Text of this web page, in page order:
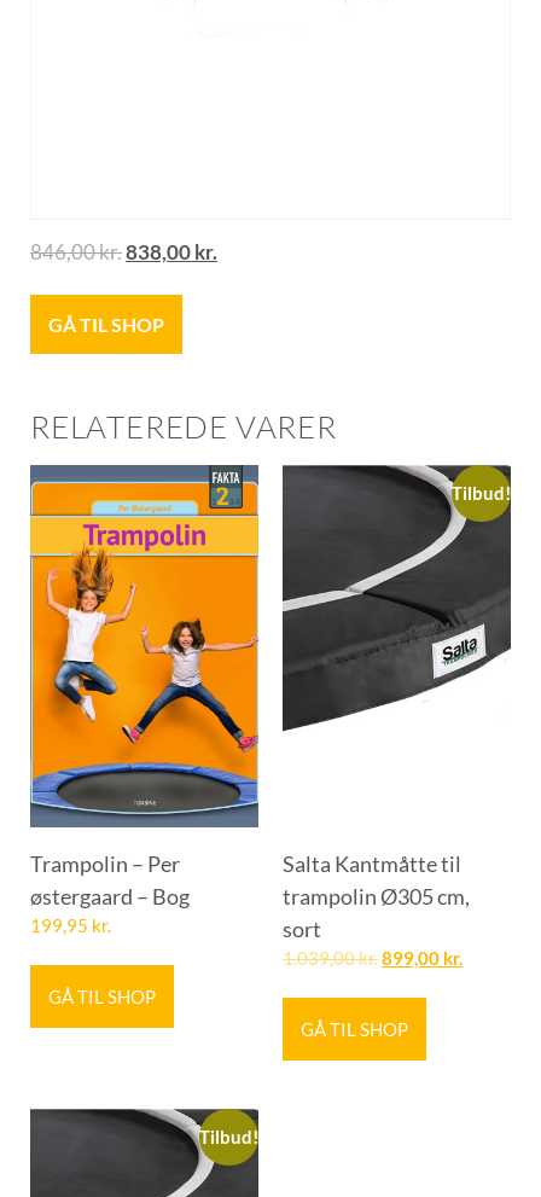
846,00kr.838,00kr.
GÅ TIL SHOP
RELATEREDE VARER
Trampolin – Per
østergaard – Bog
199,95 kr.
GÅ TIL SHOP
Tilbud!
Salta Kantmåtte til
trampolin Ø305 cm,
sort
1.039,00kr.899,00 kr.
GÅ TIL SHOP
Tilbud!